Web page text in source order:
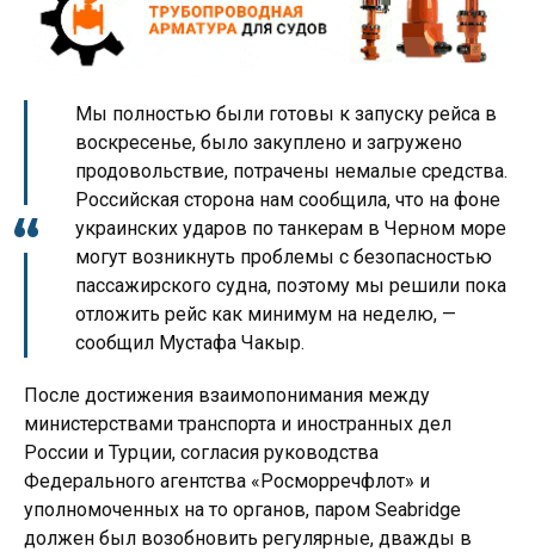
Мы полностью были готовы к запуску рейса в
воскресенье, было закуплено и загружено
продовольствие, потрачены немалые средства.
Российская сторона нам сообщила, что на фоне
украинских ударов по танкерам в Черном море
могут возникнуть проблемы с безопасностью
пассажирского судна, поэтому мы решили пока
отложить рейс как минимум на неделю, —
сообщил Мустафа Чакыр.
После достижения взаимопонимания между
министерствами транспорта и иностранных дел
России и Турции, согласия руководства
Федерального агентства «Росморречфлот» и
уполномоченных на то органов, паром Seabridge
должен был возобновить регулярные, дважды в